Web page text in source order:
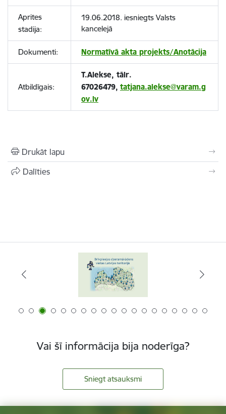
Aprites
stadija:
19.06.2018. iesniegts Valsts
kancelejā
Dokumenti: Normatīvā akta projekts/Anotācija
Atbildīgais:
T.Alekse, tālr.
67026479, tatjana.alekse@varam.g
ov.lv
Drukāt lapu
Dalīties
Vai šī informācija bija noderīga?
Sniegt atsauksmi